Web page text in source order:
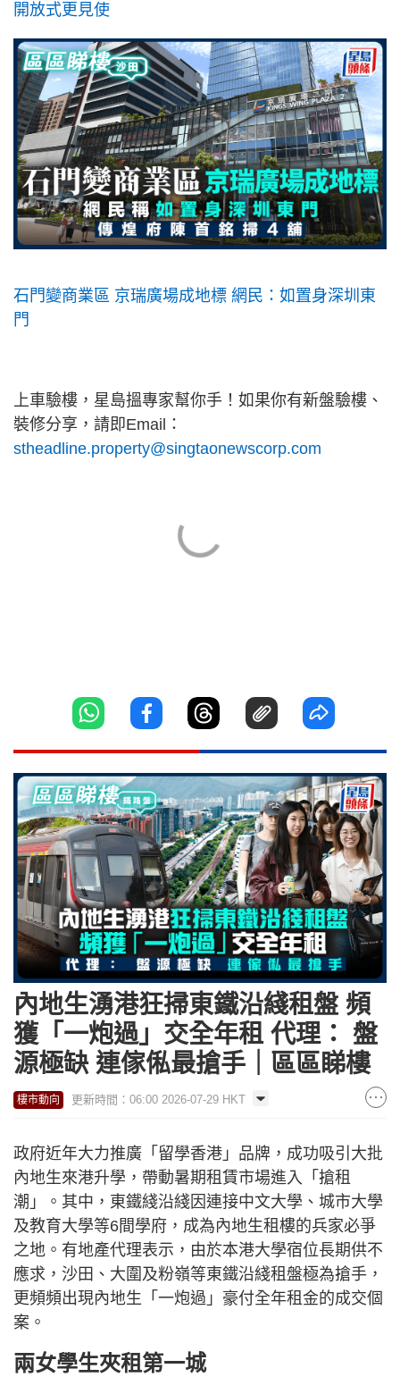
開放式更見使
石門變商業區 京瑞廣場成地標 網民：如置身深圳東
門
上車驗樓，星島搵專家幫你手！如果你有新盤驗樓、
裝修分享，請即Email：
stheadline.property@singtaonewscorp.com
內地生湧港狂掃東鐵沿綫租盤 頻
獲「一炮過」交全年租 代理： 盤
源極缺 連傢俬最搶手｜區區睇樓
樓市動向 更新時間：06:00 2026-07-29 HKT
政府近年大力推廣「留學香港」品牌，成功吸引大批
內地生來港升學，帶動暑期租賃市場進入「搶租
潮」。其中，東鐵綫沿綫因連接中文大學、城市大學
及教育大學等6間學府，成為內地生租樓的兵家必爭
之地。有地產代理表示，由於本港大學宿位長期供不
應求，沙田、大圍及粉嶺等東鐵沿綫租盤極為搶手，
更頻頻出現內地生「一炮過」豪付全年租金的成交個
案。
兩女學生夾租第一城